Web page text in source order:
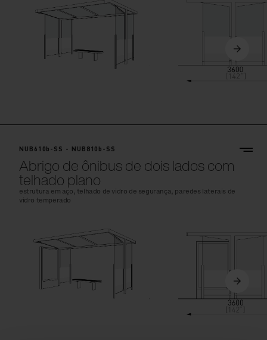
NUB610b-SS - NUB810b-SS
Abrigo de ônibus de dois lados com
telhado plano
estrutura em aço, telhado de vidro de segurança, paredes laterais de
vidro temperado